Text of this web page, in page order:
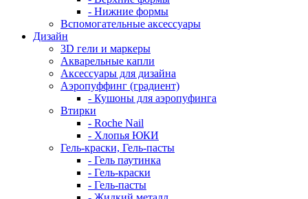
- Нижние формы
Вспомогательные аксессуары
Дизайн
3D гели и маркеры
Акварельные капли
Аксессуары для дизайна
Аэропуффинг (градиент)
- Кушоны для аэропуфинга
Втирки
- Roche Nail
- Хлопья ЮКИ
Гель-краски, Гель-пасты
- Гель паутинка
- Гель-краски
- Гель-пасты